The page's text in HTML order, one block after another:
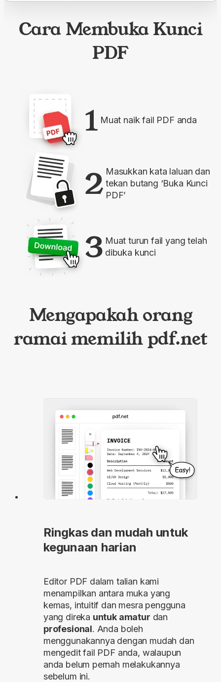
Cara Membuka Kunci
PDF
1 Muat naik fail PDF anda
2 Masukkan kata laluan dan
tekan butang ‘Buka Kunci
PDF’
3 Muat turun fail yang telah
dibuka kunci
Mengapakah orang
ramai memilih pdf.net
Ringkas dan mudah untuk
kegunaan harian
Editor PDF dalam talian kami
menampilkan antara muka yang
kemas, intuitif dan mesra pengguna
yang direka untuk amatur dan
profesional. Anda boleh
menggunakannya dengan mudah dan
mengedit fail PDF anda, walaupun
anda belum pernah melakukannya
sebelum ini.